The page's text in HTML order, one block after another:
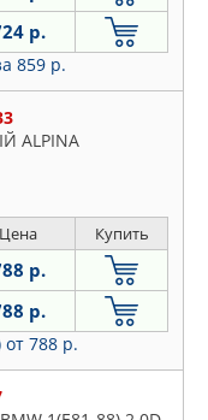
р.
859 р.
ALPINA
Цена Купить
р.
р.
от 788 р.